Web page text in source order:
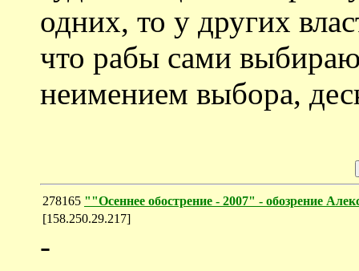
одних, то у других
что рабы сами
неимением выбора,
278165 ""Осеннее обострение - 2007" - обозрение
[158.250.29.217]
-